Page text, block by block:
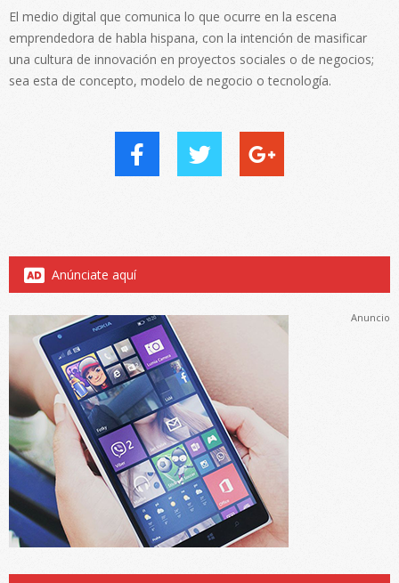
El medio digital que comunica lo que ocurre en la escena
emprendedora de habla hispana, con la intención de masificar
una cultura de innovación en proyectos sociales o de negocios;
sea esta de concepto, modelo de negocio o tecnología.
Anúnciate aquí
Anuncio